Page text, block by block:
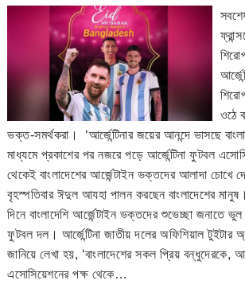
ওঠে
ভক্ত-সমর্থকরা। ‘আর্জেন্টিনার জয়ের আনন্দে ভাসছে
মাধ্যমে প্রকাশের পর নজরে পড়ে আর্জেন্টিনা ফুটবল
থেকেই বাংলাদেশের আর্জেন্টাইন ভক্তদের আলাদা চোখে
বৃহস্পতিবার ঈদুল আযহা পালন করছেন বাংলাদেশের
দিনে বাংলাদেশি আর্জেন্টাইন ভক্তদের শুভেচ্ছা জনাতে ভুল
ফুটবল দল। আর্জেন্টিনা জাতীয় দলের অফিশিয়াল টুইটার
জানিয়ে লেখা হয়, ‘বাংলাদেশের সকল প্রিয় বন্ধুদেরকে,
এসোসিয়েশনের পক্ষ থেকে…